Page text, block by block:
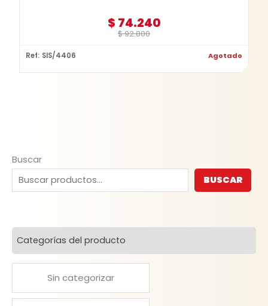
Buscar
BUSCAR
Categorías del producto
Sin categorizar
$92.800
$ 74.240
Ref: SIS/4406 Agotado